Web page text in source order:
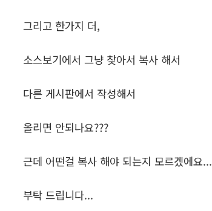
그리고 한가지 더,
소스보기에서 그냥 찾아서 복사 해서
다른 게시판에서 작성해서
올리면 안되나요???
근데 어떤걸 복사 해야 되는지 모르겠에요...
부탁 드립니다...